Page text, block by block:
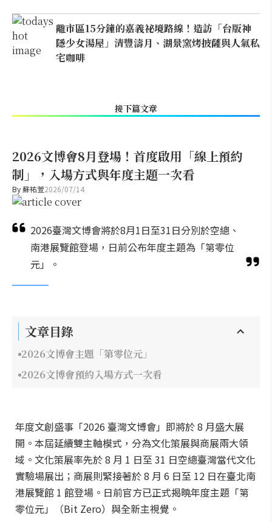
離市區15分鐘的嘉義祕境路線！造訪「台版神
隱少女湯屋」清豐濤月、湖景窯烤披薩與人氣私
宅咖啡
接下篇文章
2026文博會8月登場！首度啟用「線上預約
制」，入場方式與年度主題一次看
By蘇祐萱2026/07/14
2026臺灣文博會將於8月1日至31日分別於空總、
南港展覽館登場，日前公布年度主題為「第零位
元」。
文章目錄
2026文博會主題「第零位元」
2026文博會預約入場方式一次看
年度文創盛事「2026 臺灣文博會」即將於 8 月盛大展
開。本屆延續雙主軸模式，分為文化策展與商展兩大領
域。文化策展率先於 8 月 1 日至 31 日空總臺灣當代文化
實驗場展出；商展則緊接著於 8 月 6 日至 12 日在臺北南
港展覽館 1 館登場。日前官方已正式揭曉年度主題「第
零位元」（Bit Zero）與全新主視覺。